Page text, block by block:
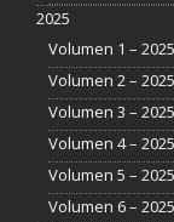
2025
Volumen 1 – 2025
Volumen 2 – 2025
Volumen 3 – 2025
Volumen 4 – 2025
Volumen 5 – 2025
Volumen 6 – 2025